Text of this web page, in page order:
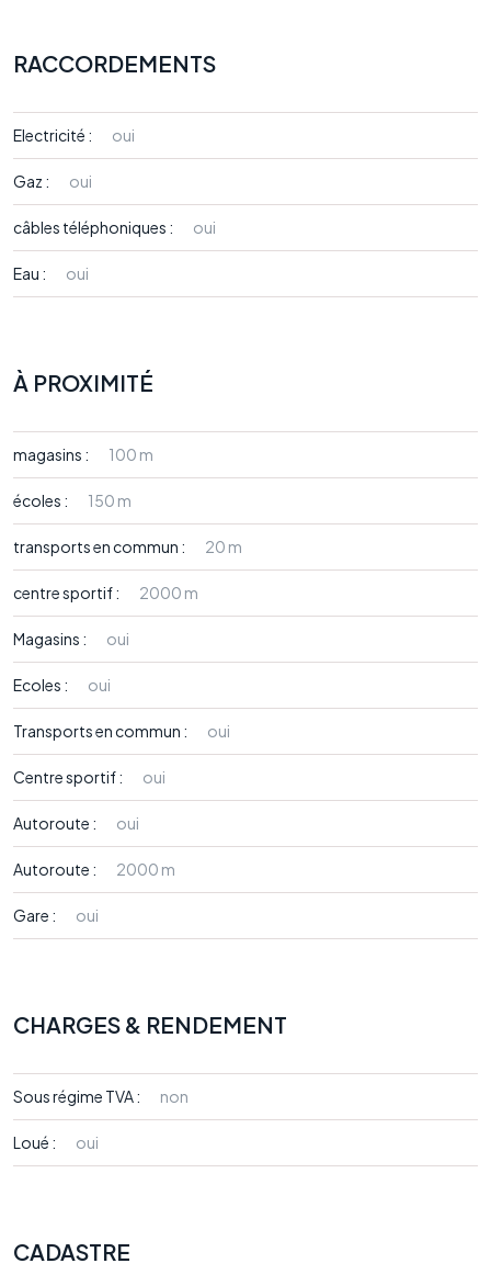
RACCORDEMENTS
Electricité : oui
Gaz : oui
câbles téléphoniques : oui
Eau : oui
À PROXIMITÉ
magasins : 100 m
écoles : 150 m
transports en commun : 20 m
centre sportif : 2000 m
Magasins : oui
Ecoles : oui
Transports en commun : oui
Centre sportif : oui
Autoroute : oui
Autoroute : 2000 m
Gare : oui
CHARGES & RENDEMENT
Sous régime TVA : non
Loué : oui
CADASTRE